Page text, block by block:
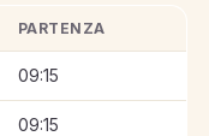
Marathon
PARTENZA
09:15
09:15